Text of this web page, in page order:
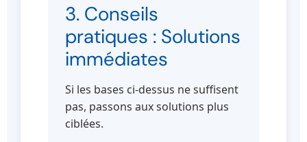
3. Conseils
pratiques : Solutions
immédiates
Si les bases ci-dessus ne suffisent
pas, passons aux solutions plus
ciblées.